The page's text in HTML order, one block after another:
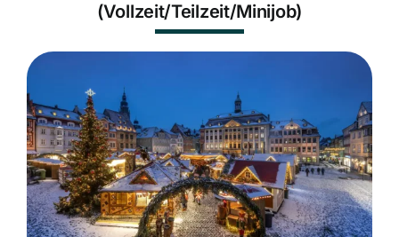
(Vollzeit/Teilzeit/Minijob)